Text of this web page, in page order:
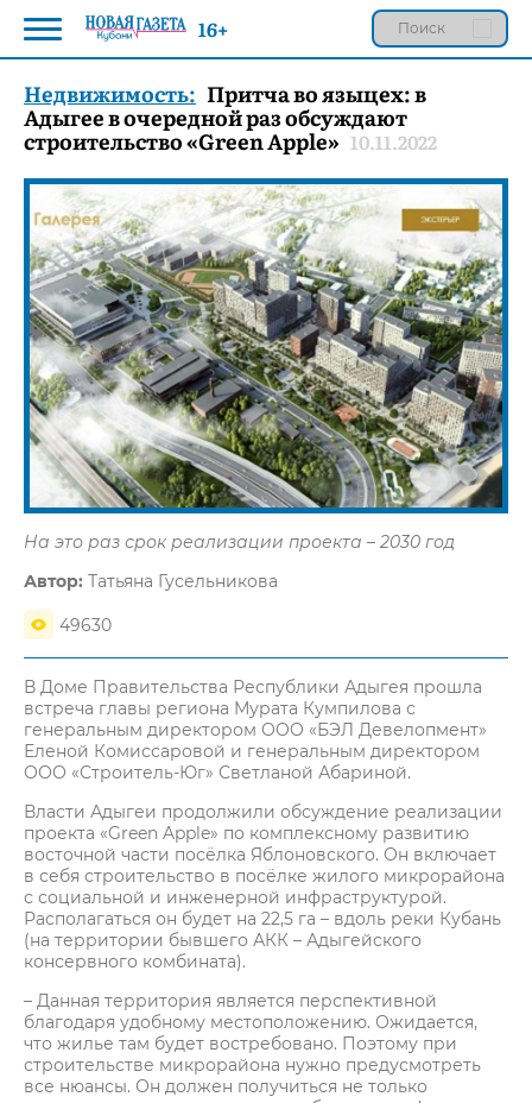
Недвижимость: Притча во языцех: в
Адыгее в очередной раз обсуждают
строительство «Green Apple» 10.11.2022
На это раз срок реализации проекта – 2030 год
Автор: Татьяна Гусельникова
49630
В Доме Правительства Республики Адыгея прошла
встреча главы региона Мурата Кумпилова с
генеральным директором OOO «БЭЛ Девелопмент»
Еленой Комиссаровой и генеральным директором
ООО «Строитель-Юг» Светланой Абариной.
Власти Адыгеи продолжили обсуждение реализации
проекта «Green Apple» по комплексному развитию
восточной части посёлка Яблоновского. Он включает
в себя строительство в посёлке жилого микрорайона
с социальной и инженерной инфраструктурой.
Располагаться он будет на 22,5 га – вдоль реки Кубань
(на территории бывшего АКК – Адыгейского
консервного комбината).
– Данная территория является перспективной
благодаря удобному местоположению. Ожидается,
что жилье там будет востребовано. Поэтому при
строительстве микрорайона нужно предусмотреть
все нюансы. Он должен получиться не только
16+